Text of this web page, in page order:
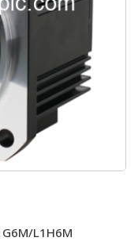
L1H6M